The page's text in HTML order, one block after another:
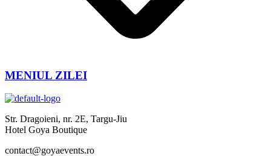
MENIUL ZILEI
Str. Dragoieni, nr. 2E, Targu-Jiu
Hotel Goya Boutique
contact@goyaevents.ro